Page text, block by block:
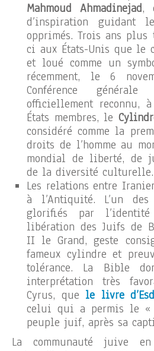
Mahmoud Ahmadinejad,
d’inspiration guidant
opprimés. Trois ans plus
ci aux États-Unis que le
et loué comme un
récemment, le 6
Conférence
officiellement reconnu,
États membres, le
considéré comme la
droits de l’homme au
mondial de liberté, de
de la diversité culturelle.
Les relations entre
à l’Antiquité. L’un
glorifiés par
libération des Juifs de
II le Grand, geste
fameux cylindre et
tolérance. La Bible
interprétation très
Cyrus, que le livre
celui qui a permis le «
peuple juif, après sa
La communauté juive